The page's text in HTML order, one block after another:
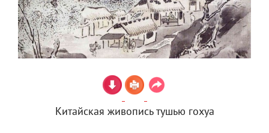
Китайская живопись тушью гохуа